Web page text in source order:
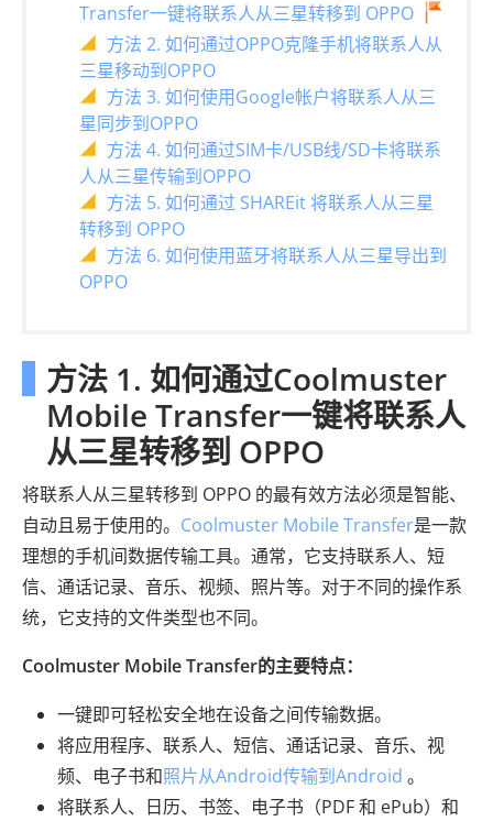
Transfer一键将联系人从三星转移到 OPPO
方法 2. 如何通过OPPO克隆手机将联系人从
三星移动到OPPO
方法 3. 如何使用Google帐户将联系人从三
星同步到OPPO
方法 4. 如何通过SIM卡/USB线/SD卡将联系
人从三星传输到OPPO
方法 5. 如何通过 SHAREit 将联系人从三星
转移到 OPPO
方法 6. 如何使用蓝牙将联系人从三星导出到
OPPO
方法 1. 如何通过Coolmuster
Mobile Transfer一键将联系人
从三星转移到 OPPO
将联系人从三星转移到 OPPO 的最有效方法必须是智能、
自动且易于使用的。 Coolmuster Mobile Transfer是一款
理想的手机间数据传输工具。通常，它支持联系人、短
信、通话记录、音乐、视频、照片等。对于不同的操作系
统，它支持的文件类型也不同。
Coolmuster Mobile Transfer的主要特点：
一键即可轻松安全地在设备之间传输数据。
将应用程序、联系人、短信、通话记录、音乐、视
频、电子书和照片从Android传输到Android 。
将联系人、日历、书签、电子书（PDF 和 ePub）和